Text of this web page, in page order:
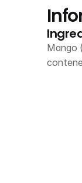
Mango